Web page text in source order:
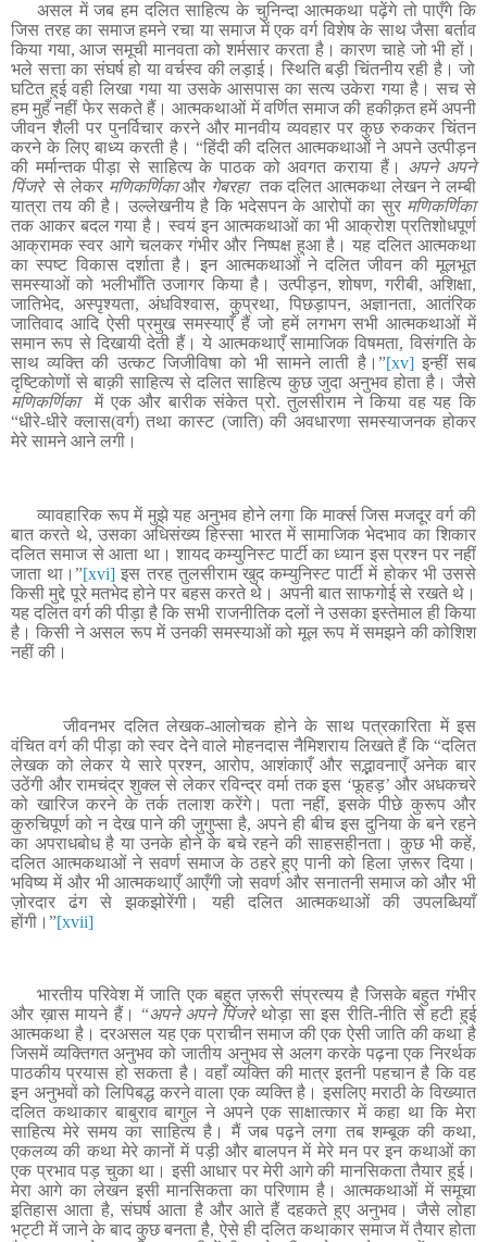
असल में जब हम दलित साहित्य के चुनिन्दा आत्मकथा पढ़ेंगे तो पाएँगे कि
जिस तरह का समाज हमने रचा या समाज में एक वर्ग विशेष के साथ जैसा बर्ताव
किया गया, आज समूची मानवता को शर्मसार करता है। कारण चाहे जो भी हों ।
भले सत्ता का संघर्ष हो या वर्चस्व की लड़ाई। स्थिति बड़ी चिंतनीय रही है। जो
घटित हुई वही लिखा गया या उसके आसपास का सत्य उकेरा गया है। सच से
हम मुहँ नहीं फेर सकते हैं। आत्मकथाओं में वर्णित समाज की हकीक़त हमें अपनी
जीवन शैली पर पुनर्विचार करने और मानवीय व्यवहार पर कुछ रुककर चिंतन
करने के लिए बाध्य करती है। “हिंदी की दलित आत्मकथाओं ने अपने उत्पीड़न
की मर्मान्तक पीड़ा से साहित्य के पाठक को अवगत कराया हैं। अपने अपने
पिंजरेसे लेकर मणिकर्णिकाऔर गेबरहा तक दलित आत्मकथा लेखन ने लम्बी
यात्रा तय की है। उल्लेखनीय है कि भदेसपन के आरोपों का सुरमणिकर्णिका
तक आकर बदल गया है। स्वयं इन आत्मकथाओं का भी आक्रोश प्रतिशोधपूर्ण
आक्रामक स्वर आगे चलकर गंभीर और निष्पक्ष हुआ है। यह दलित आत्मकथा
का स्पष्ट विकास दर्शाता है। इन आत्मकथाओं ने दलित जीवन की मूलभूत
समस्याओं को भलीभाँति उजागर किया है। उत्पीड़न, शोषण, गरीबी, अशिक्षा,
जातिभेद, अस्पृश्यता, अंधविश्वास, कुप्रथा, पिछड़ापन, अज्ञानता, आतंरिक
जातिवाद आदि ऐसी प्रमुख समस्याएँ हैं जो हमें लगभग सभी आत्मकथाओं में
समान रूप से दिखायी देती हैं। ये आत्मकथाएँ सामाजिक विषमता, विसंगति के
साथ व्यक्ति की उत्कट जिजीविषा को भी सामने लाती है। ”[xv]इन्हीं सब
दृष्टिकोणों से बाक़ी साहित्य से दलित साहित्य कुछ जुदा अनुभव होता है। जैसे
मणिकर्णिका
में एक और बारीक संकेत प्रो. तुलसीराम ने किया वह यह कि
“धीरे-धीरे क्लास(वर्ग) तथा कास्ट (जाति) की अवधारणा समस्याजनक होकर
मेरे सामने आने लगी।
व्यावहारिक रूप में मुझे यह अनुभव होने लगा कि मार्क्स जिस मजदूर वर्ग की
बात करते थे, उसका अधिसंख्य हिस्सा भारत में सामाजिक भेदभाव का शिकार
दलित समाज से आता था। शायद कम्युनिस्ट पार्टी का ध्यान इस प्रश्न पर नहीं
जाता था।”[xvi] इस तरह तुलसीराम खुद कम्युनिस्ट पार्टी में होकर भी उससे
किसी मुद्दे पूरे मतभेद होने पर बहस करते थे। अपनी बात साफगोई से रखते थे।
यह दलित वर्ग की पीड़ा है कि सभी राजनीतिक दलों ने उसका इस्तेमाल ही किया
है। किसी ने असल रूप में उनकी समस्याओं को मूल रूप में समझने की कोशिश
नहीं की।
जीवनभर दलित लेखक-आलोचक होने के साथ पत्रकारिता में इस
वंचित वर्ग की पीड़ा को स्वर देने वाले मोहनदास नैमिशराय लिखते हैं कि “दलित
लेखक को लेकर ये सारे प्रश्न, आरोप, आशंकाएँ और सद्भावनाएँ अनेक बार
उठेंगी और रामचंद्र शुक्ल से लेकर रविन्द्र वर्मा तक इस ‘फूहड़’ और अधकचरे
को खारिज करने के तर्क तलाश करेंगे। पता नहीं, इसके पीछे कुरूप और
कुरुचिपूर्ण को न देख पाने की जुगुप्सा है, अपने ही बीच इस दुनिया के बने रहने
का अपराधबोध है या उनके होने के बचे रहने की साहसहीनता। कुछ भी कहें,
दलित आत्मकथाओं ने सवर्ण समाज के ठहरे हुए पानी को हिला ज़रूर दिया।
भविष्य में और भी आत्मकथाएँ आएँगी जो सवर्ण और सनातनी समाज को और भी
ज़ोरदार ढंग से झकझोरेंगी। यही दलित आत्मकथाओं की उपलब्धियाँ
होंगी। ”[xvii]
भारतीय परिवेश में जाति एक बहुत ज़रूरी संप्रत्यय है जिसके बहुत गंभीर
और ख़ास मायने हैं। “अपने अपने पिंजरे थोड़ा सा इस रीति-नीति से हटी हुई
आत्मकथा है। दरअसल यह एक प्राचीन समाज की एक ऐसी जाति की कथा है
जिसमें व्यक्तिगत अनुभव को जातीय अनुभव से अलग करके पढ़ना एक निरर्थक
पाठकीय प्रयास हो सकता है। वहाँ व्यक्ति की मात्र इतनी पहचान है कि वह
इन अनुभवों को लिपिबद्ध करने वाला एक व्यक्ति है। इसलिए मराठी के विख्यात
दलित कथाकार बाबुराव बागुल ने अपने एक साक्षात्कार में कहा था कि मेरा
साहित्य मेरे समय का साहित्य है। मैं जब पढ़ने लगा तब शम्बूक की कथा,
एकलव्य की कथा मेरे कानों में पड़ी और बालपन में मेरे मन पर इन कथाओं का
एक प्रभाव पड़ चुका था। इसी आधार पर मेरी आगे की मानसिकता तैयार हुई।
मेरा आगे का लेखन इसी मानसिकता का परिणाम है। आत्मकथाओं में समूचा
इतिहास आता है, संघर्ष आता है और आते हैं दहकते हुए अनुभव। जैसे लोहा
भट्टी में जाने के बाद कुछ बनता है, ऐसे ही दलित कथाकार समाज में तैयार होता